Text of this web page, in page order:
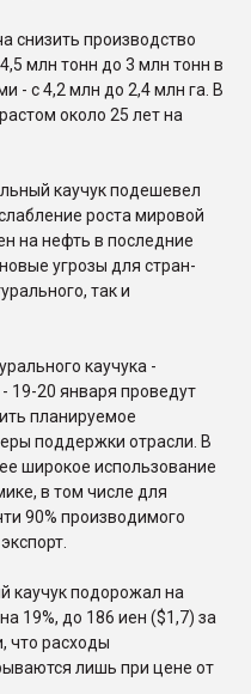
снизить производство
млн тонн до 3 млн тонн в
- с 4,2 млн до 2,4 млн га. В
около 25 лет на
каучук подешевел
роста мировой
на нефть в последние
угрозы для стран-
так и
каучука -
19-20 января проведут
планируемое
поддержки отрасли. В
широкое использование
в том числе для
90% производимого
каучук подорожал на
19%, до 186 иен ($1,7) за
что расходы
лишь при цене от